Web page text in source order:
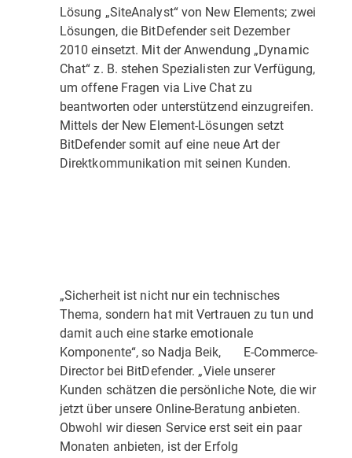
Lösung „SiteAnalyst“ von New Elements; zwei
Lösungen, die BitDefender seit Dezember
2010 einsetzt. Mit der Anwendung „Dynamic
Chat“ z. B. stehen Spezialisten zur Verfügung,
um offene Fragen via Live Chat zu
beantworten oder unterstützend einzugreifen.
Mittels der New Element-Lösungen setzt
BitDefender somit auf eine neue Art der
Direktkommunikation mit seinen Kunden.
„Sicherheit ist nicht nur ein technisches
Thema, sondern hat mit Vertrauen zu tun und
damit auch eine starke emotionale
Komponente“, so Nadja Beik, E-Commerce-
Director bei BitDefender. „Viele unserer
Kunden schätzen die persönliche Note, die wir
jetzt über unsere Online-Beratung anbieten.
Obwohl wir diesen Service erst seit ein paar
Monaten anbieten, ist der Erfolg